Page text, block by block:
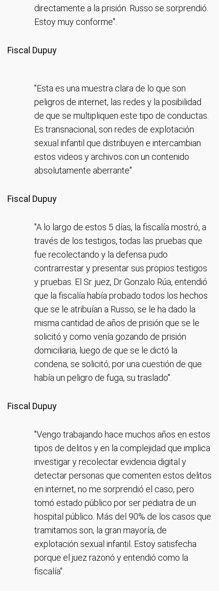
directamente a la prisión. Russo se sorprendió.
Estoy muy conforme".
Fiscal Dupuy
"Esta es una muestra clara de lo que son
peligros de internet, las redes y la posibilidad
de que se multipliquen este tipo de conductas.
Es transnacional, son redes de explotación
sexual infantil que distribuyen e intercambian
estos videos y archivos con un contenido
absolutamente aberrante".
Fiscal Dupuy
"A lo largo de estos 5 días, la fiscalía mostró, a
través de los testigos, todas las pruebas que
fue recolectando y la defensa pudo
contrarrestar y presentar sus propios testigos
y pruebas. El Sr. juez, Dr Gonzalo Rúa, entendió
que la fiscalía había probado todos los hechos
que se le atribuían a Russo, se le ha dado la
misma cantidad de años de prisión que se le
solicitó y como venía gozando de prisión
domiciliaria, luego de que se le dictó la
condena, se solicitó, por una cuestión de que
había un peligro de fuga, su traslado".
Fiscal Dupuy
"Vengo trabajando hace muchos años en estos
tipos de delitos y en la complejidad que implica
investigar y recolectar evidencia digital y
detectar personas que comenten estos delitos
en internet, no me sorprendió el caso, pero
tomó estado público por ser pediatra de un
hospital público. Más del 90% de los casos que
tramitamos son, la gran mayoría, de
explotación sexual infantil. Estoy satisfecha
porque el juez razonó y entendió como la
fiscalía".